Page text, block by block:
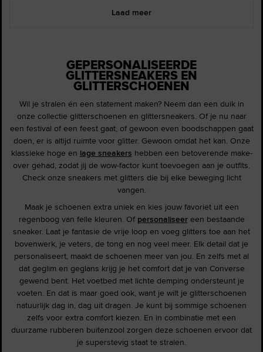
Laad meer
GEPERSONALISEERDE
GLITTERSNEAKERS EN
GLITTERSCHOENEN
Wil je stralen én een statement maken? Neem dan een duik in
onze collectie glitterschoenen en glittersneakers. Of je nu naar
een festival of een feest gaat, of gewoon even boodschappen gaat
doen, er is altijd ruimte voor glitter. Gewoon omdat het kan. Onze
klassieke hoge en lage sneakers hebben een betoverende make-
over gehad, zodat jij de wow-factor kunt toevoegen aan je outfits.
Check onze sneakers met glitters die bij elke beweging licht
vangen.
Maak je schoenen extra uniek en kies jouw favoriet uit een
regenboog van felle kleuren. Of personaliseereen bestaande
sneaker. Laat je fantasie de vrije loop en voeg glitters toe aan het
bovenwerk, je veters, de tong en nog veel meer. Elk detail dat je
personaliseert, maakt de schoenen meer van jou. En zelfs met al
dat geglim en geglans krijg je het comfort dat je van Converse
gewend bent. Het voetbed met lichte demping ondersteunt je
voeten. En dat is maar goed ook, want je wilt je glitterschoenen
natuurlijk dag in, dag uit dragen. Je kunt bij sommige schoenen
zelfs voor extra comfort kiezen. En in combinatie met een
duurzame rubberen buitenzool zorgen deze schoenen ervoor dat
je superstevig staat te stralen.